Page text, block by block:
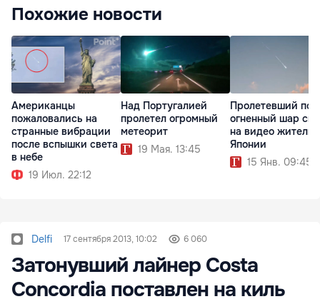
Похожие новости
Американцы
пожаловались на
странные вибрации
после вспышки света
в небе
19 Июл. 22:12
Над Португалией
пролетел огромный
метеорит
19 Мая. 13:45
Пролетевший по
огненный шар
на видео жители
Японии
15 Янв. 09:45
Delfi 17 сентября 2013, 10:02 6 060
Затонувший лайнер Costa
Concordia поставлен на киль